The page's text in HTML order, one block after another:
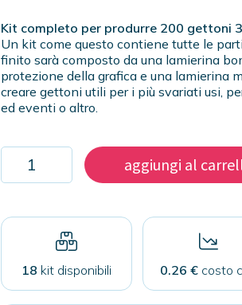
Kit completo per produrre 200 gettoni
Un kit come questo contiene tutte le
finito sarà composto da una lamierina
protezione della grafica e una lamierina
creare gettoni utili per i più svariati usi,
ed eventi o altro.
Kit
gettoni
quantità
aggiungi al
18 kit disponibili 0.26 €costo